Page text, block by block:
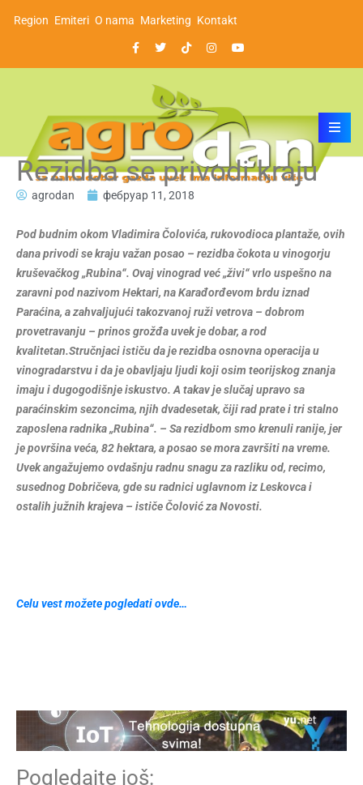
Region Emiteri O nama Marketing Kontakt
Rezidba se privodi kraju
agrodan фебруар 11, 2018
Pod budnim okom Vladimira Čolovića, rukovodioca plantaže, ovih
dana privodi se kraju važan posao – rezidba čokota u vinogorju
kruševačkog „Rubina“. Ovaj vinograd već „živi“ vrlo uspešno na
zaravni pod nazivom Hektari, na Karađorđevom brdu iznad
Paraćina, a zahvaljujući takozvanoj ruži vetrova – dobrom
provetravanju – prinos grožđa uvek je dobar, a rod
kvalitetan.Stručnjaci ističu da je rezidba osnovna operacija u
vinogradarstvu i da je obavljaju ljudi koji osim teorijskog znanja
imaju i dugogodišnje iskustvo. A takav je slučaj upravo sa
paraćinskim sezoncima, njih dvadesetak, čiji rad prate i tri stalno
zaposlena radnika „Rubina“. – Sa rezidbom smo krenuli ranije, jer
je površina veća, 82 hektara, a posao se mora završiti na vreme.
Uvek angažujemo ovdašnju radnu snagu za razliku od, recimo,
susednog Dobričeva, gde su radnici uglavnom iz Leskovca i
ostalih južnih krajeva – ističe Čolović za Novosti.
Celu vest možete pogledati ovde…
Pogledajte još: